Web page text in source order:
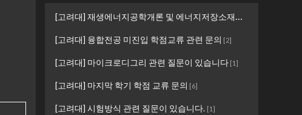
[고려대] 재생에너지공학개론 및 에너지저장소재설계 ...
[고려대] 융합전공 미진입 학점교류 관련 문의 [2]
[고려대] 마이크로디그리 관련 질문이 있습니다[1]
[고려대] 마지막 학기 학점 교류 문의 [6]
[고려대] 시험방식 관련 질문이 있습니다. [1]